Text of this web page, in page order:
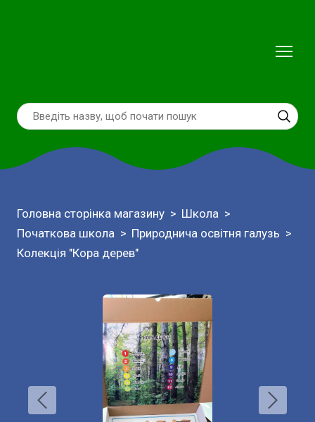
Головна сторінка магазину
Школа
Початкова школа
Природнича освітня галузь
Колекція "Кора дерев"